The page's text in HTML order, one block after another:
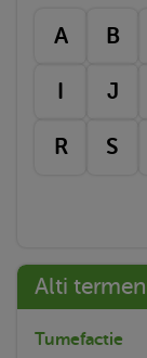
A B
I J
R S
Alti
Tumefactie